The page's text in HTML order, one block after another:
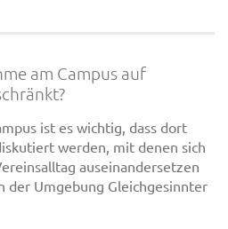
am Campus auf
ist es wichtig, dass dort
werden, mit denen sich
auseinandersetzen
der Umgebung Gleichgesinnter